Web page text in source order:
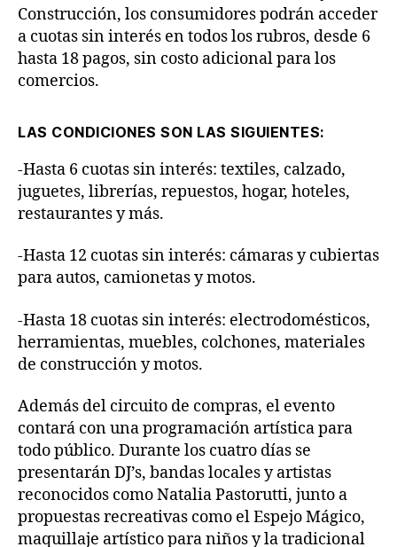
Construcción, los consumidores podrán acceder
a cuotas sin interés en todos los rubros, desde 6
hasta 18 pagos, sin costo adicional para los
comercios.
LAS CONDICIONES SON LAS SIGUIENTES:
-Hasta 6 cuotas sin interés: textiles, calzado,
juguetes, librerías, repuestos, hogar, hoteles,
restaurantes y más.
-Hasta 12 cuotas sin interés: cámaras y cubiertas
para autos, camionetas y motos.
-Hasta 18 cuotas sin interés: electrodomésticos,
herramientas, muebles, colchones, materiales
de construcción y motos.
Además del circuito de compras, el evento
contará con una programación artística para
todo público. Durante los cuatro días se
presentarán DJ’s, bandas locales y artistas
reconocidos como Natalia Pastorutti, junto a
propuestas recreativas como el Espejo Mágico,
maquillaje artístico para niños y la tradicional